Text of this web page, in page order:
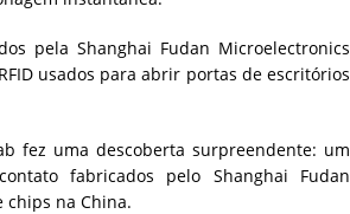
pela Shanghai Fudan Microelectronics
usados ​​para abrir portas de escritórios
fez uma descoberta surpreendente: um
fabricados pelo Shanghai Fudan
na China.